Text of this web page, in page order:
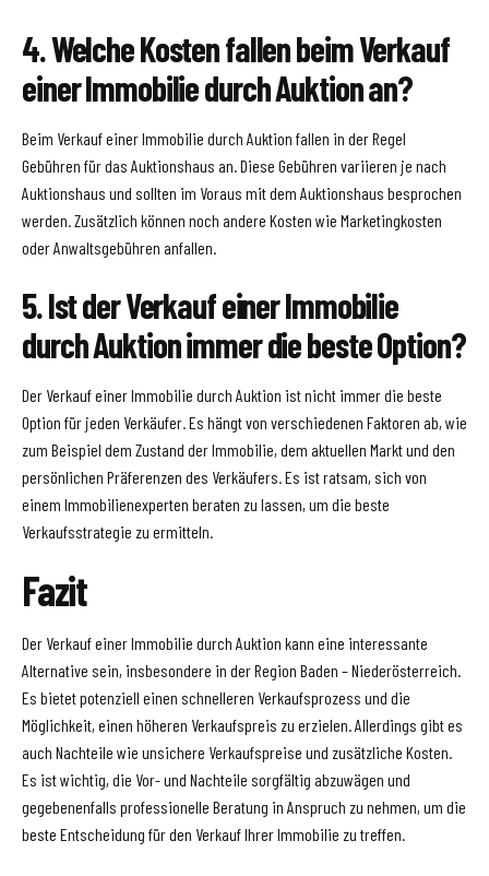
4. Welche Kosten fallen beim Verkauf
einer Immobilie durch Auktion an?
Beim Verkauf einer Immobilie durch Auktion fallen in der Regel
Gebühren für das Auktionshaus an. Diese Gebühren variieren je nach
Auktionshaus und sollten im Voraus mit dem Auktionshaus besprochen
werden. Zusätzlich können noch andere Kosten wie Marketingkosten
oder Anwaltsgebühren anfallen.
5. Ist der Verkauf einer Immobilie
durch Auktion immer die beste Option?
Der Verkauf einer Immobilie durch Auktion ist nicht immer die beste
Option für jeden Verkäufer. Es hängt von verschiedenen Faktoren ab, wie
zum Beispiel dem Zustand der Immobilie, dem aktuellen Markt und den
persönlichen Präferenzen des Verkäufers. Es ist ratsam, sich von
einem Immobilienexperten beraten zu lassen, um die beste
Verkaufsstrategie zu ermitteln.
Fazit
Der Verkauf einer Immobilie durch Auktion kann eine interessante
Alternative sein, insbesondere in der Region Baden – Niederösterreich.
Es bietet potenziell einen schnelleren Verkaufsprozess und die
Möglichkeit, einen höheren Verkaufspreis zu erzielen. Allerdings gibt es
auch Nachteile wie unsichere Verkaufspreise und zusätzliche Kosten.
Es ist wichtig, die Vor- und Nachteile sorgfältig abzuwägen und
gegebenenfalls professionelle Beratung in Anspruch zu nehmen, um die
beste Entscheidung für den Verkauf Ihrer Immobilie zu treffen.